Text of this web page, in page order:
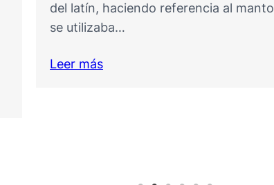
Cuando aparece el diagnóstico de una
enfermedad grave o crónica, en los